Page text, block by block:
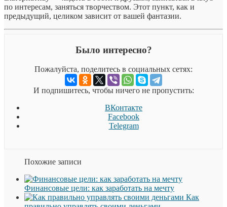
по интересам, заняться творчеством. Этот пункт, как и
предыдущий, целиком зависит от вашей фантазии.
Было интересно?
Пожалуйста, поделитесь в социальных сетях:
И подпишитесь, чтобы ничего не пропустить:
ВКонтакте
Facebook
Telegram
Похожие записи
Финансовые цели: как заработать на мечту
Как